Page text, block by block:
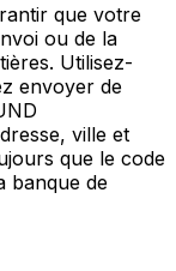
que votre
ou de la
Utilisez-
envoyer de
ville et
que le code
banque de